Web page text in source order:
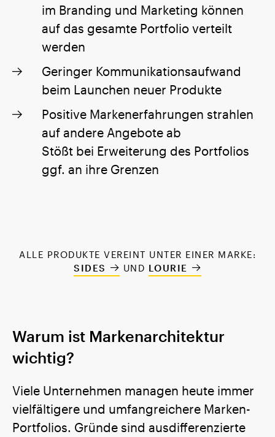
im Branding und Marketing können
auf das gesamte Portfolio verteilt
werden
Geringer Kommunikationsaufwand
beim Launchen neuer Produkte
Positive Markenerfahrungen strahlen
auf andere Angebote ab
Stößt bei Erweiterung des Portfolios
ggf. an ihre Grenzen
ALLE PRODUKTE VEREINT UNTER EINER MARKE:
SIDES
UND LOURIE
Warum ist Markenarchitektur
wichtig?
Viele Unternehmen managen heute immer
vielfältigere und umfangreichere Marken-
Portfolios. Gründe sind ausdifferenzierte